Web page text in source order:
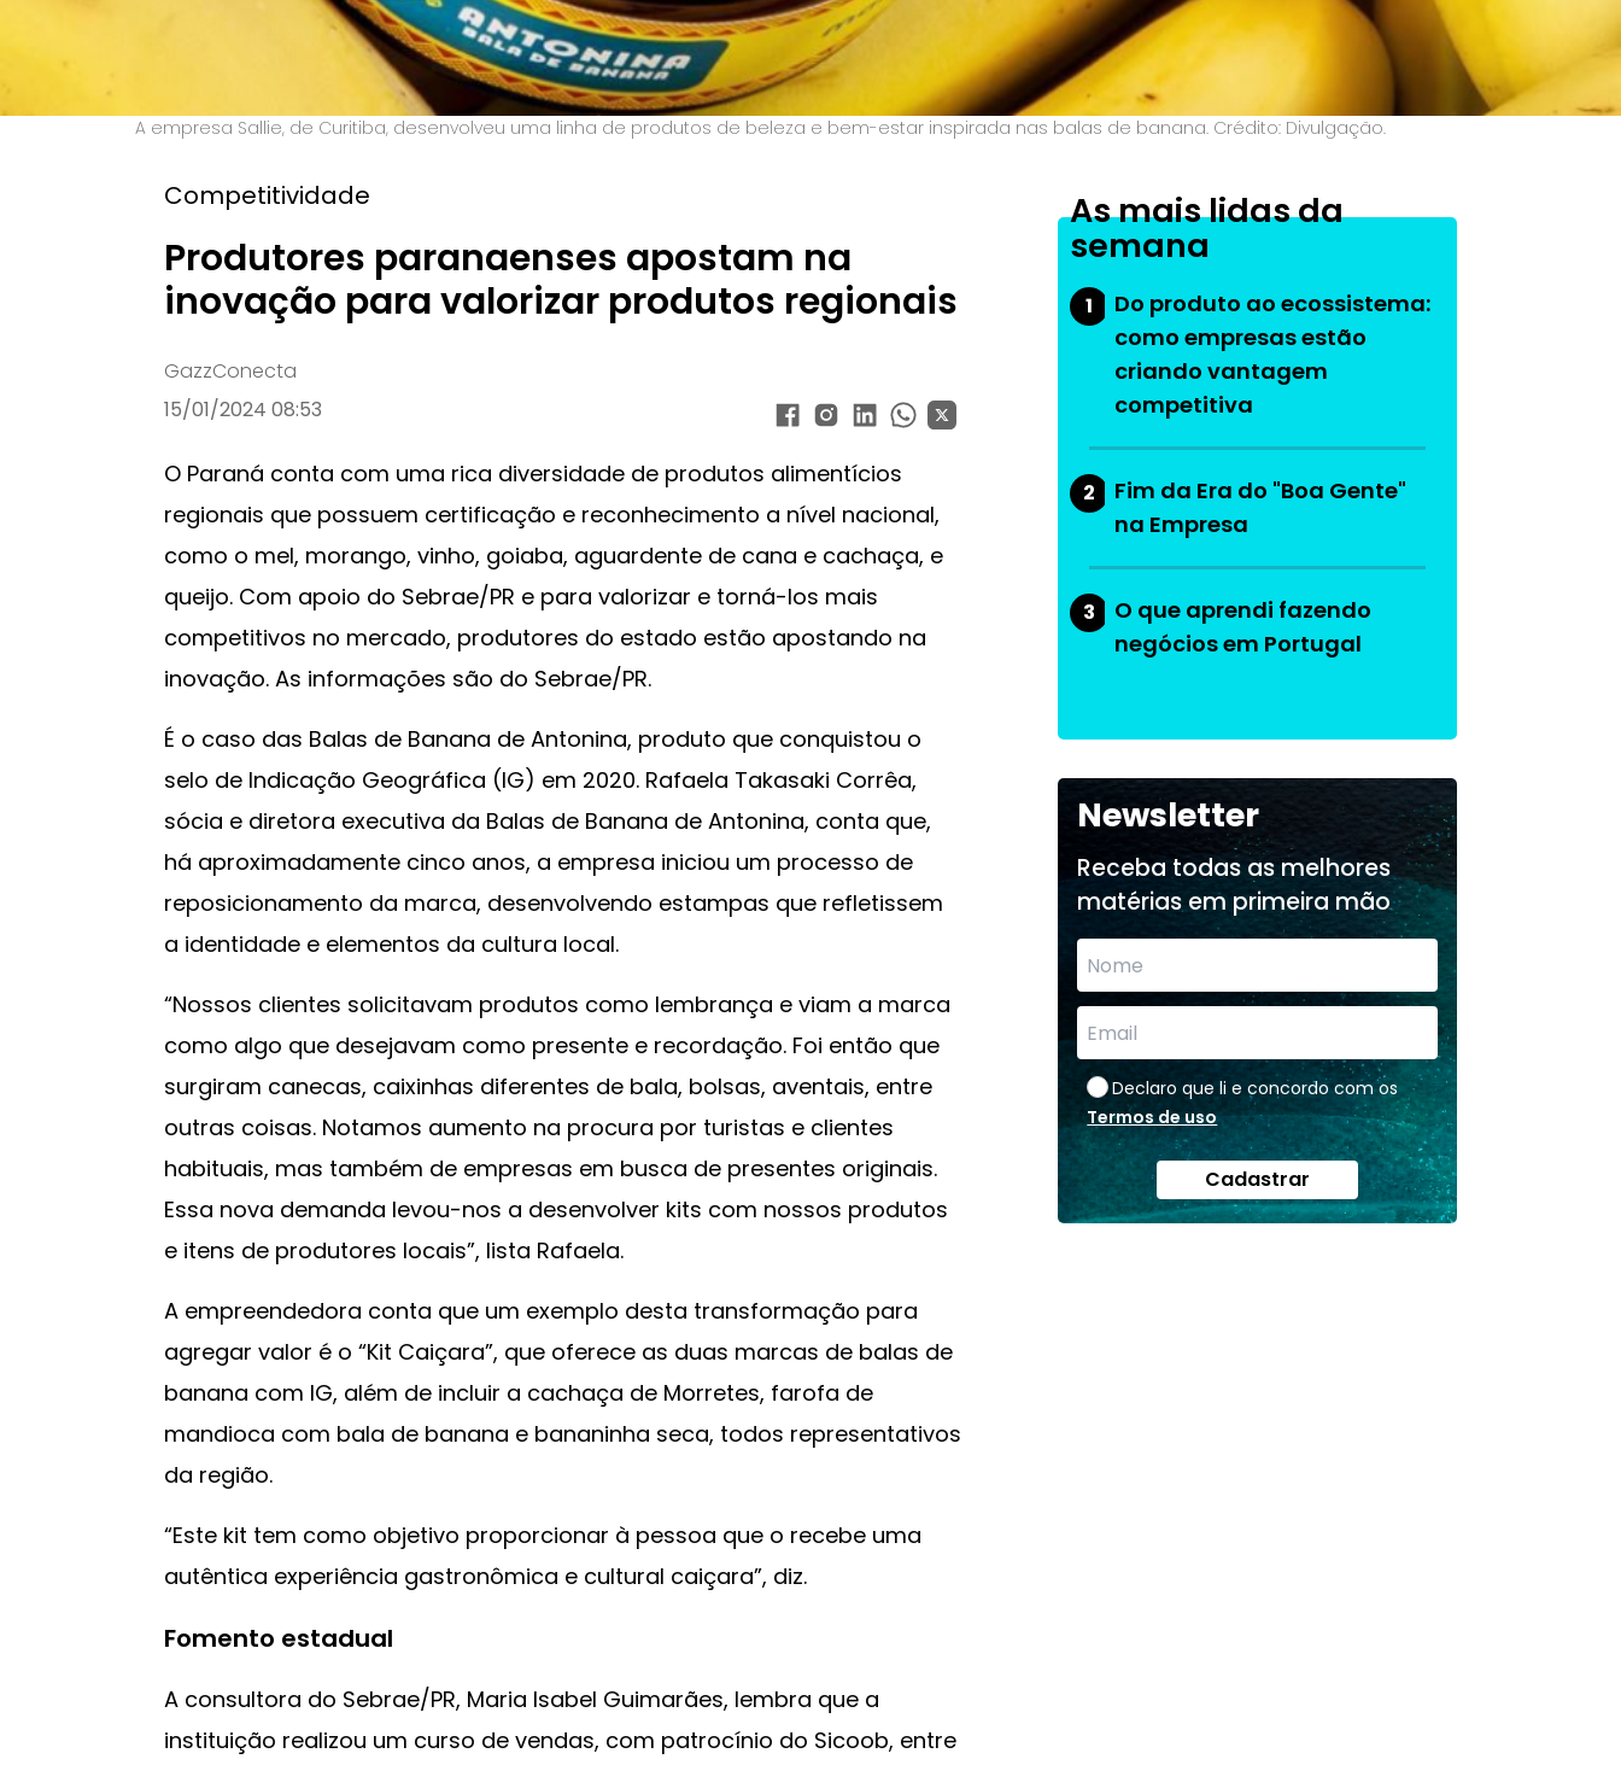
A empresa Sallie, de Curitiba, desenvolveu uma linha de produtos de beleza e bem-estar inspirada nas balas de banana. Crédito: Divulgação.
Competitividade
Produtores paranaenses apostam na
inovação para valorizar produtos regionais
GazzConecta
15/01/2024 08:53
O Paraná conta com uma rica diversidade de produtos alimentícios
regionais que possuem certificação e reconhecimento a nível nacional,
como o mel, morango, vinho, goiaba, aguardente de cana e cachaça, e
queijo. Com apoio do Sebrae/PR e para valorizar e torná-los mais
competitivos no mercado, produtores do estado estão apostando na
inovação. As informações são do Sebrae/PR.
É o caso das Balas de Banana de Antonina, produto que conquistou o
selo de Indicação Geográfica (IG) em 2020. Rafaela Takasaki Corrêa,
sócia e diretora executiva da Balas de Banana de Antonina, conta que,
há aproximadamente cinco anos, a empresa iniciou um processo de
reposicionamento da marca, desenvolvendo estampas que refletissem
a identidade e elementos da cultura local.
“Nossos clientes solicitavam produtos como lembrança e viam a marca
como algo que desejavam como presente e recordação. Foi então que
surgiram canecas, caixinhas diferentes de bala, bolsas, aventais, entre
outras coisas. Notamos aumento na procura por turistas e clientes
habituais, mas também de empresas em busca de presentes originais.
Essa nova demanda levou-nos a desenvolver kits com nossos produtos
e itens de produtores locais”, lista Rafaela.
A empreendedora conta que um exemplo desta transformação para
agregar valor é o “Kit Caiçara”, que oferece as duas marcas de balas de
banana com IG, além de incluir a cachaça de Morretes, farofa de
mandioca com bala de banana e bananinha seca, todos representativos
da região.
“Este kit tem como objetivo proporcionar à pessoa que o recebe uma
autêntica experiência gastronômica e cultural caiçara”, diz.
Fomento estadual
A consultora do Sebrae/PR, Maria Isabel Guimarães, lembra que a
instituição realizou um curso de vendas, com patrocínio do Sicoob, entre
As mais lidas da
semana
1
Do produto ao ecossistema:
como empresas estão
criando vantagem
competitiva
2
Fim da Era do "Boa Gente"
na Empresa
3
O que aprendi fazendo
negócios em Portugal
Newsletter
Receba todas as melhores
matérias em primeira mão
Declaro que li e concordo com os
Termos de uso
Cadastrar